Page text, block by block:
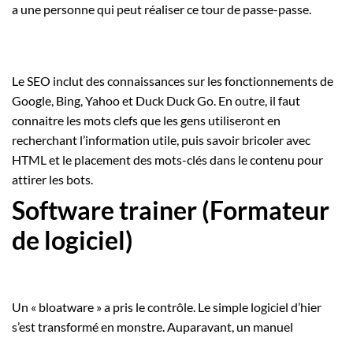
a une personne qui peut réaliser ce tour de passe-passe.
Le SEO inclut des connaissances sur les fonctionnements de
Google, Bing, Yahoo et Duck Duck Go. En outre, il faut
connaitre les mots clefs que les gens utiliseront en
recherchant l’information utile, puis savoir bricoler avec
HTML et le placement des mots-clés dans le contenu pour
attirer les bots.
Software trainer (Formateur
de logiciel)
Un « bloatware » a pris le contrôle. Le simple logiciel d’hier
s’est transformé en monstre. Auparavant, un manuel